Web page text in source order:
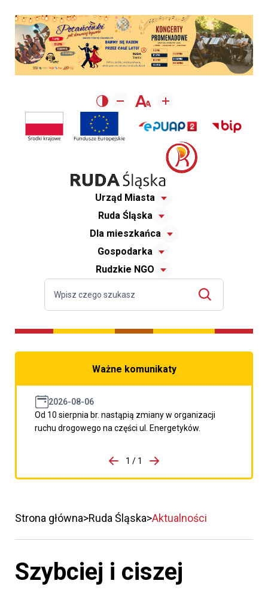
Urząd Miasta
Ruda Śląska
Dla mieszkańca
Gospodarka
Rudzkie NGO
Ważne komunikaty
2026-08-06
Od 10 sierpnia br. nastąpią zmiany w organizacji
ruchu drogowego na części ul. Energetyków.
porzpedniego komunikatu
1 / 1
Przejdź do następnego
Strona główna Ruda Śląska Aktualności
Szybciej i ciszej